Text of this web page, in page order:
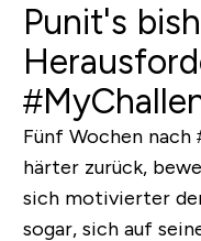
Punit's
Fünf Wochen nach
härter zurück,
sich motivierter
sogar, sich auf